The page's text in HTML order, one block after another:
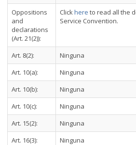
Oppositions
and
declarations
(Art. 21(2)):
Clickhere to read all the
Service Convention.
Art. 8(2):
Ninguna
Art. 10(a):
Ninguna
Art. 10(b):
Ninguna
Art. 10(c):
Ninguna
Art. 15(2):
Ninguna
Art. 16(3):
Ninguna